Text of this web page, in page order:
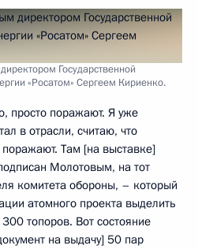
Государственной
«Росатом» Сергеем Кириенко.
просто поражают. Я уже
в отрасли, считаю, что
Там [на выставке]
Молотовым, на тот
комитета обороны, – который
атомного проекта выделить
топоров. Вот состояние
на выдачу] 50 пар